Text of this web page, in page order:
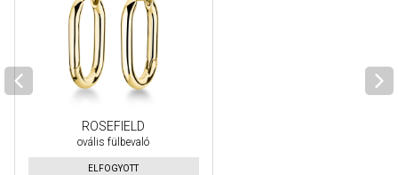
ROSEFIELD
ovális fülbevaló
ELFOGYOTT